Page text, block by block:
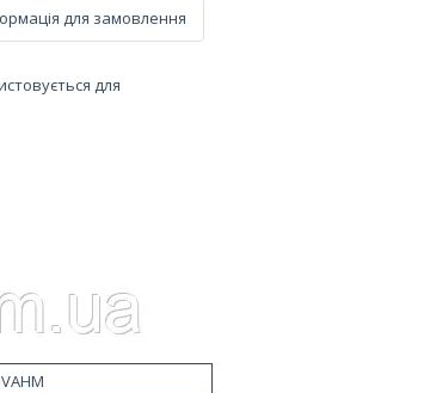
для замовлення
для